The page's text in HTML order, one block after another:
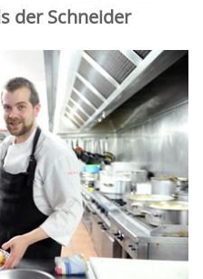
der Schneider